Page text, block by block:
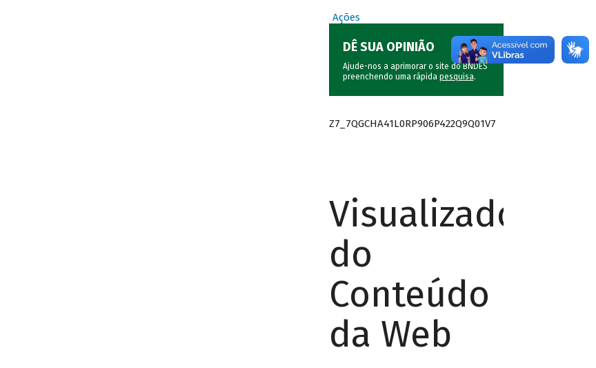
Ações
DÊ SUA OPINIÃO
Ajude-nos a aprimorar o site do BNDES
preenchendo uma rápida pesquisa.
Z7_7QGCHA41L0RP906P422Q9Q01V7
Visualizador
do
Conteúdo
da Web